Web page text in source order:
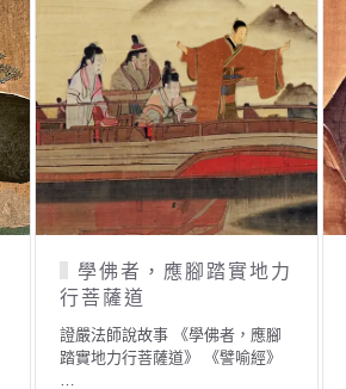
學佛者，應腳踏實地力
行菩薩道
證嚴法師說故事 《學佛者，應腳
踏實地力行菩薩道》 《譬喻經》